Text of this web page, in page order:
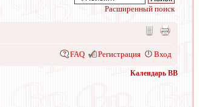
Расширенный поиск
FAQ Регистрация Вход
Календарь ВВ